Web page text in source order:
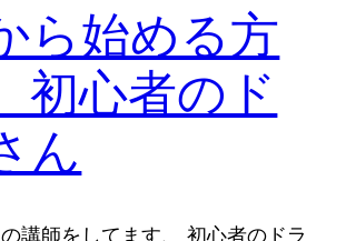
ら始める方
初心者のド
ん
講師をしてます、 初心者のドラ